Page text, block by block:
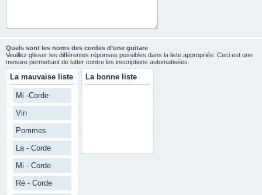
Quels sont les noms des cordes d’une guitare
Veuillez glisser les différentes réponses possibles dans la liste appropriée. Ceci est une
mesure permettant de lutter contre les inscriptions automatisées.
La mauvaise liste
Mi -Corde
Vin
Pommes
La - Corde
Mi - Corde
Ré - Corde
La bonne liste